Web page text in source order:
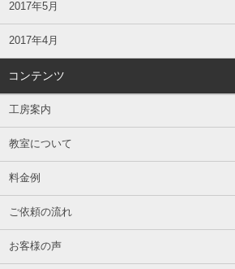
2017年5月
2017年4月
コンテンツ
工房案内
教室について
料金例
ご依頼の流れ
お客様の声